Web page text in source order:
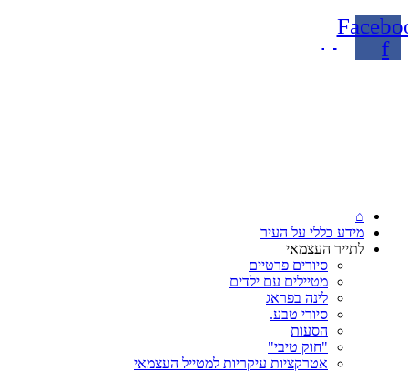
f
⌂
מידע כללי על העיר
לתייר העצמאי
סיורים פרטיים
מטיילים עם ילדים
לינה בפראג
סיורי טבע.
הסעות
"חוק טיבי"
אטרקציות עיקריות למטייל העצמאי